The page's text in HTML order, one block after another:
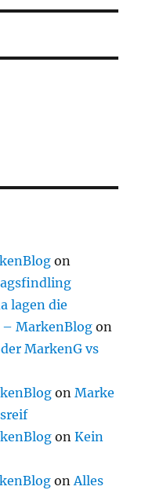
on
lagen die
MarkenBlogon
MarkenG vs
onMarke
onKein
onAlles